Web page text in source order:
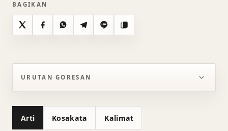
BAGIKAN
X FacebookWhatsAppTelegramLine Salin
URUTAN GORESAN
Arti Kosakata Kalimat